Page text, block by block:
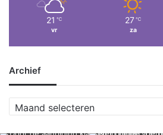
21 ℃
vr
27 ℃
za
Archief
r